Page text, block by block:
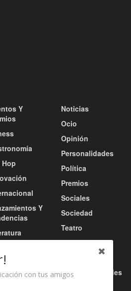
Y
Hop
Y
Urbana
Noticias
Ocio
Opinión
Personalidades
Política
Premios
Sociales
Sociedad
Teatro
Tecnología
Tv / Radio / Redes
con tus amigos